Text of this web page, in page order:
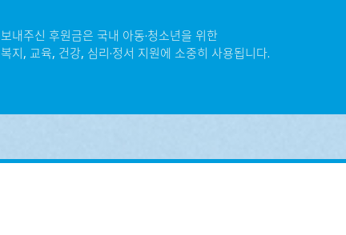
보내주신 후원금은 국내 아동·청소년을 위한
복지, 교육, 건강, 심리·정서 지원에 소중히 사용됩니다.